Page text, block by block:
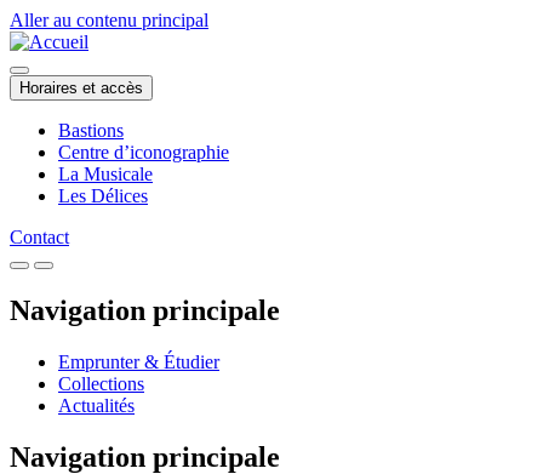
Aller au contenu principal
Horaires et accès
Bastions
Centre d’iconographie
La Musicale
Les Délices
Contact
Navigation principale
Emprunter & Étudier
Collections
Actualités
Navigation principale